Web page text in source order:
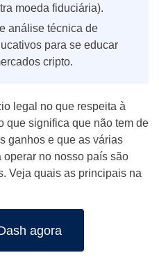
moeda fiduciária).
análise técnica de
para se educar
cripto.
legal no que respeita à
que significa que não tem de
ganhos e que as várias
operar no nosso país são
Veja quais as principais na
agora